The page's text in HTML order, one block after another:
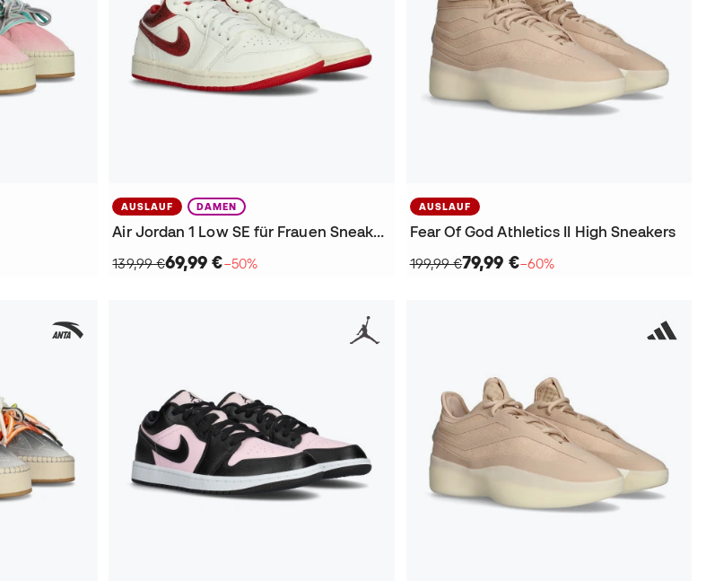
AUSLAUF DAMEN
Air Jordan 1 Low SE für Frauen Sneakers
139,99 €69,99 €−50%
AUSLAUF
Fear Of God Athletics II High Sneakers
199,99 €79,99 €−60%